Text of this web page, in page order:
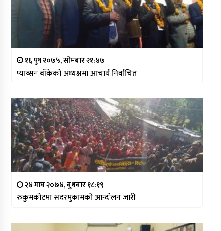
१६ पुष २०७५, सोमबार २१:४७
प्याव्सन बाँकेको अध्यक्षमा आचार्य निर्वाचित
२४ माघ २०७४, बुधबार १८:१९
रुकुमकोटमा सदरमुकामको आन्दोलन जारी